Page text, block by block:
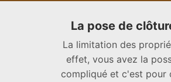
La pose de
La limitation des
effet, vous avez la
compliqué et c'est pour